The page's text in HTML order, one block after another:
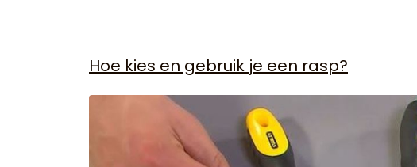
Hoe kies en gebruik je een rasp?